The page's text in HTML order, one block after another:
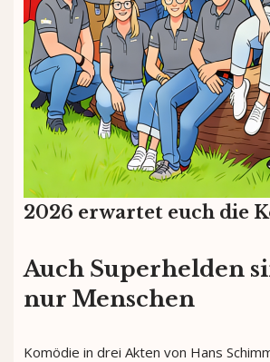
2026 erwartet euch die
Auch Superhelden
nur Menschen
Komödie in drei Akten von Hans